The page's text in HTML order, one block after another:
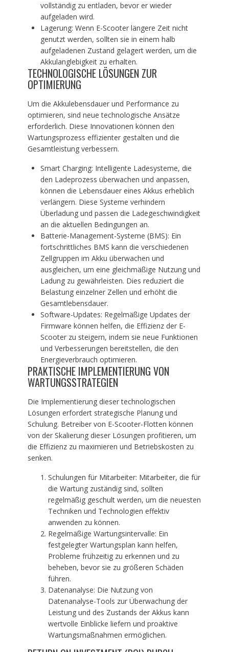
vollständig zu entladen, bevor er wieder
aufgeladen wird.
Lagerung: Wenn E-Scooter längere Zeit nicht
genutzt werden, sollten sie in einem halb
aufgeladenen Zustand gelagert werden, um die
Akkulanglebigkeit zu erhalten.
TECHNOLOGISCHE LÖSUNGEN ZUR
OPTIMIERUNG
Um die Akkulebensdauer und Performance zu
optimieren, sind neue technologische Ansätze
erforderlich. Diese Innovationen können den
Wartungsprozess effizienter gestalten und die
Gesamtleistung verbessern.
Smart Charging: Intelligente Ladesysteme, die
den Ladeprozess überwachen und anpassen,
können die Lebensdauer eines Akkus erheblich
verlängern. Diese Systeme verhindern
Überladung und passen die Ladegeschwindigkeit
an die aktuellen Bedingungen an.
Batterie-Management-Systeme (BMS): Ein
fortschrittliches BMS kann die verschiedenen
Zellgruppen im Akku überwachen und
ausgleichen, um eine gleichmäßige Nutzung und
Ladung zu gewährleisten. Dies reduziert die
Belastung einzelner Zellen und erhöht die
Gesamtlebensdauer.
Software-Updates: Regelmäßige Updates der
Firmware können helfen, die Effizienz der E-
Scooter zu steigern, indem sie neue Funktionen
und Verbesserungen bereitstellen, die den
Energieverbrauch optimieren.
PRAKTISCHE IMPLEMENTIERUNG VON
WARTUNGSSTRATEGIEN
Die Implementierung dieser technologischen
Lösungen erfordert strategische Planung und
Schulung. Betreiber von E-Scooter-Flotten können
von der Skalierung dieser Lösungen profitieren, um
die Effizienz zu maximieren und Betriebskosten zu
senken.
Schulungen für Mitarbeiter: Mitarbeiter, die für
die Wartung zuständig sind, sollten
regelmäßig geschult werden, um die neuesten
Techniken und Technologien effektiv
anwenden zu können.
Regelmäßige Wartungsintervalle: Ein
festgelegter Wartungsplan kann helfen,
Probleme frühzeitig zu erkennen und zu
beheben, bevor sie zu größeren Schäden
führen.
Datenanalyse: Die Nutzung von
Datenanalyse-Tools zur Überwachung der
Leistung und des Zustands der Akkus kann
wertvolle Einblicke liefern und proaktive
Wartungsmaßnahmen ermöglichen.